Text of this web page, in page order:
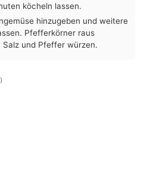
köcheln lassen.
hinzugeben und weitere
Pfefferkörner raus
Salz und Pfeffer würzen.